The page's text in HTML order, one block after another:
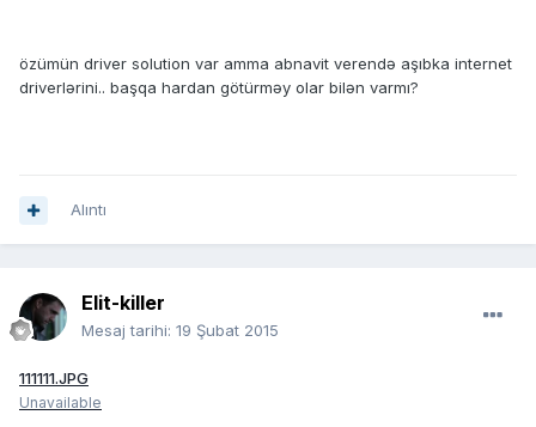
özümün driver solution var amma abnavit verendə aşıbka internet
driverlərini.. başqa hardan götürməy olar bilən varmı?
Alıntı
Elit-killer
Mesaj tarihi: 19 Şubat 2015
111111.JPG
Unavailable